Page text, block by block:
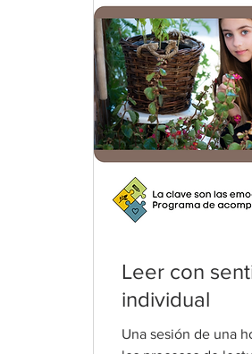
Leer con
individual
Una sesión de una